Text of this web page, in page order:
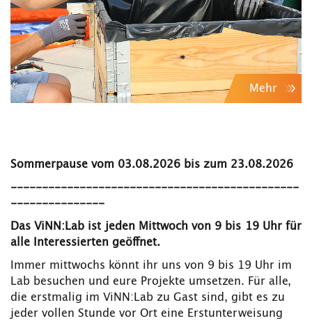
Mehr
Sommerpause vom 03.08.2026 bis zum 23.08.2026
­­​​​​​​​­​​​​​​​­​​​​​​​­​​​​​​​­​​​​​​​­​​​​​​​­​​​​​​​­​​​​​​​­​​​​​​​­​​​​​​​­​​​​​​​----------------------------------------------
---------------
Das ViNN:Lab ist jeden Mittwoch von 9 bis 19 Uhr für
alle Interessierten geöffnet.
Immer mittwochs könnt ihr uns von 9 bis 19 Uhr im
Lab besuchen und eure Projekte umsetzen. Für alle,
die erstmalig im ViNN:Lab zu Gast sind, gibt es zu
jeder vollen Stunde vor Ort eine Erstunterweisung